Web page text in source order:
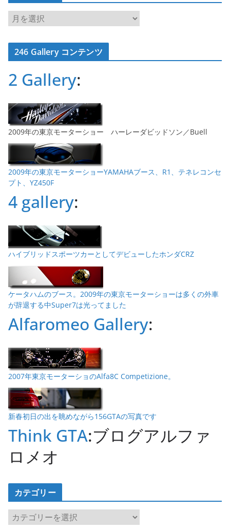
ア
ー
カ
イ246 Gallery コンテンツ
2 Gallery:
2009年の東京モーターショー ハーレーダビッドソン／Buell
2009年の東京モーターショーYAMAHAブース、R1、テネレコンセ
プト、YZ450F
4 gallery:
ハイブリッドスポーツカーとしてデビューしたホンダCRZ
ケータハムのブース。2009年の東京モーターショーは多くの外車
が辞退する中Super7は光ってました
Alfaromeo Gallery:
2007年東京モーターショのAlfa8C Competizione。
新春初日の出を眺めながら156GTAの写真です
Think GTA:ブログアルファ
ロメオ
カテゴリー
カ